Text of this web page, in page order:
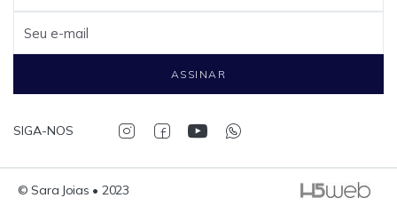
Seu e-mail
ASSINAR
SIGA-NOS
© Sara Joias • 2023